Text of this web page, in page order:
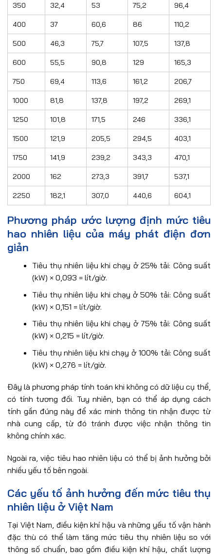
350 32,4 53 75,2 96,4
400 37 60,6 86 110,2
500 46,3 75,7 107,5 137,8
600 55,5 90,8 129 165,3
750 69,4 113,6 161,2 206,7
1000 81,8 137,8 197,2 269,1
1250 101,8 171,5 246 336,1
1500 121,9 205,5 294,5 403,1
1750 141,9 239,2 343,3 470,1
2000 162 273,3 391,7 537,1
2250 182,1 307,0 440,6 604,1
Phương pháp ước lượng định mức tiêu
hao nhiên liệu của máy phát điện đơn
giản
Tiêu thụ nhiên liệu khi chạy ở 25% tải: Công suất
(kW) × 0,093 = lít/giờ.
Tiêu thụ nhiên liệu khi chạy ở 50% tải: Công suất
(kW) × 0,151 = lít/giờ.
Tiêu thụ nhiên liệu khi chạy ở 75% tải: Công suất
(kW) × 0,215 = lít/giờ.
Tiêu thụ nhiên liệu khi chạy ở 100% tải: Công suất
(kW) × 0,276 = lít/giờ.
Đây là phương pháp tính toán khi không có dữ liệu cụ thể,
có tính tương đối. Tuy nhiên, bạn có thể áp dụng cách
tính gần đúng này để xác minh thông tin nhận được từ
nhà cung cấp, từ đó tránh được việc nhận thông tin
không chính xác.
Ngoài ra, việc tiêu hao nhiên liệu có thể bị ảnh hưởng bởi
nhiều yếu tố bên ngoài.
Các yếu tố ảnh hưởng đến mức tiêu thụ
nhiên liệu ở Việt Nam
Tại Việt Nam, điều kiện khí hậu và những yếu tố vận hành
đặc thù có thể làm tăng mức tiêu thụ nhiên liệu so với
thông số chuẩn, bao gồm điều kiện khí hậu, chất lượng